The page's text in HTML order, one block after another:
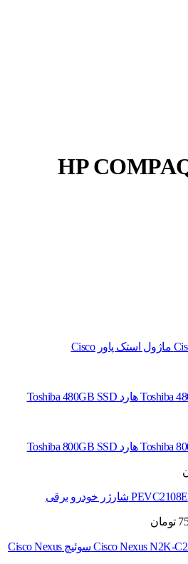
HP
ماژول استک پاور Cisco
هارد Toshiba 480GB SSD
هارد Toshiba 800GB SSD
شارژر خودرو برقی
تومان
سوئیچ Cisco Nexus